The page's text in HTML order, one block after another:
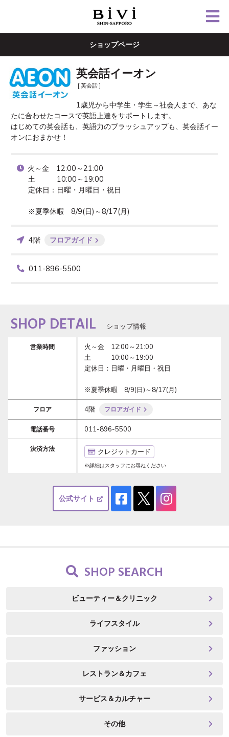
ショップページ
英会話イーオン
[ 英会話 ]
1歳児から中学生・学生～社会人まで、あな
たに合わせたコースで英語上達をサポートします。
はじめての英会話も、英語力のブラッシュアップも、英会話イー
オンにおまかせ！
火～金　12:00～21:00
土　　　10:00～19:00
定休日：日曜・月曜日・祝日
※夏季休暇　8/9(日)～8/17(月)
4階 フロアガイド
011-896-5500
SHOP DETAIL ショップ情報
営業時間
火～金　12:00～21:00
土　　　10:00～19:00
定休日：日曜・月曜日・祝日
※夏季休暇　8/9(日)～8/17(月)
フロア 4階 フロアガイド
電話番号 011-896-5500
決済方法 クレジットカード
※詳細はスタッフにお尋ねください
公式サイト
SHOP SEARCH
ビューティー＆クリニック
ライフスタイル
ファッション
レストラン＆カフェ
サービス＆カルチャー
その他